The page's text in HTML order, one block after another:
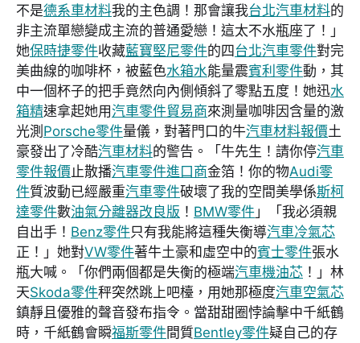
不是德系車材料我的主色調！那會讓我台北汽車材料的
非主流單戀變成主流的普通愛戀！這太不水瓶座了！」
她保時捷零件收藏藍寶堅尼零件的四台北汽車零件對完
美曲線的咖啡杯，被藍色水箱水能量震賓利零件動，其
中一個杯子的把手竟然向內側傾斜了零點五度！她迅水
箱精速拿起她用汽車零件貿易商來測量咖啡因含量的激
光測 Porsche零件量儀，對著門口的牛汽車材料報價土
豪發出了冷酷汽車材料的警告。「牛先生！請你停汽車
零件報價止散播汽車零件進口商金箔！你的物Audi零
件質波動已經嚴重汽車零件破壞了我的空間美學係斯柯
達零件數油氣分離器改良版 ！ BMW零件 」「我必須親
自出手！ Benz零件只有我能將這種失衡導汽車冷氣芯
正！」她對VW零件著牛土豪和虛空中的賓士零件張水
瓶大喊。「你們兩個都是失衡的極端汽車機油芯 ！」林
天Skoda零件秤突然跳上吧檯，用她那極度汽車空氣芯
鎮靜且優雅的聲音發布指令。當甜甜圈悖論擊中千紙鶴
時，千紙鶴會瞬福斯零件間質Bentley零件疑自己的存